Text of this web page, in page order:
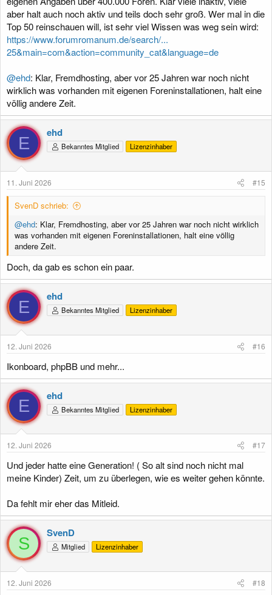
aber halt auch noch aktiv und teils doch sehr groß. Wer mal in die
Top 50 reinschauen will, ist sehr viel Wissen was weg sein wird:
https://www.forumromanum.de/search/...
25&main=com&action=community_cat&language=de
@ehd: Klar, Fremdhosting, aber vor 25 Jahren war noch nicht
wirklich was vorhanden mit eigenen Foreninstallationen, halt eine
völlig andere Zeit.
E
ehd
Bekanntes Mitglied Lizenzinhaber
11. Juni 2026 #15
SvenD schrieb:
@ehd: Klar, Fremdhosting, aber vor 25 Jahren war noch nicht wirklich
was vorhanden mit eigenen Foreninstallationen, halt eine völlig
andere Zeit.
Doch, da gab es schon ein paar.
E
ehd
Bekanntes Mitglied Lizenzinhaber
12. Juni 2026 #16
Ikonboard, phpBB und mehr...
E
ehd
Bekanntes Mitglied Lizenzinhaber
12. Juni 2026 #17
Und jeder hatte eine Generation! ( So alt sind noch nicht mal
meine Kinder) Zeit, um zu überlegen, wie es weiter gehen könnte.
Da fehlt mir eher das Mitleid.
S
SvenD
Mitglied Lizenzinhaber
12. Juni 2026 #18